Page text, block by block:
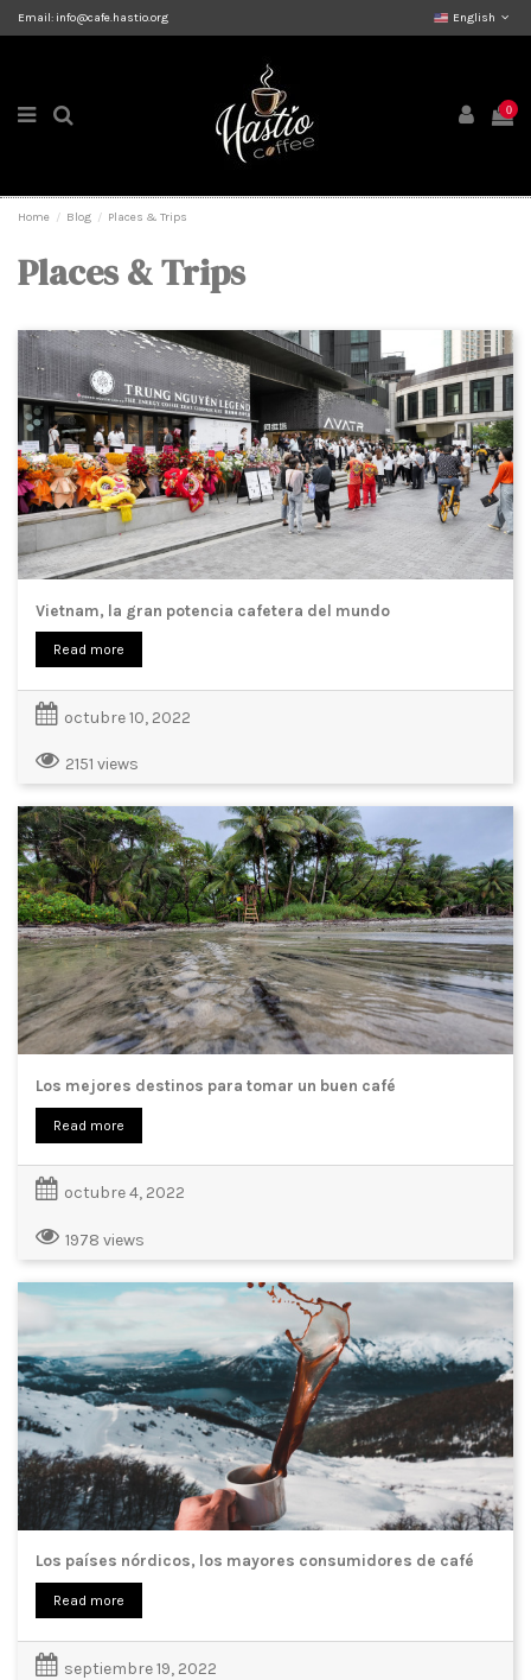
Email: info@cafe.hastio.org English
0
Home Blog Places & Trips
Places & Trips
Vietnam, la gran potencia cafetera del mundo
Read more
octubre 10, 2022
2151 views
Los mejores destinos para tomar un buen café
Read more
octubre 4, 2022
1978 views
Los países nórdicos, los mayores consumidores de café
Read more
septiembre 19, 2022